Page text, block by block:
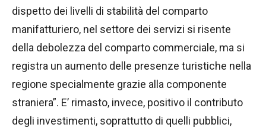
dispetto dei livelli di stabilità del comparto
manifatturiero, nel settore dei servizi si risente
della debolezza del comparto commerciale, ma si
registra un aumento delle presenze turistiche nella
regione specialmente grazie alla componente
straniera”. E’ rimasto, invece, positivo il contributo
degli investimenti, soprattutto di quelli pubblici,